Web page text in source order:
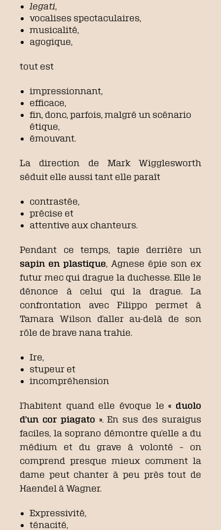
legati
vocalises spectaculaires,
musicalité,
agogique,
tout est
impressionnant,
efficace,
fin, donc, parfois, malgré un scénario
étique,
émouvant.
La direction de Mark Wigglesworth
séduit elle aussi tant elle paraît
contrastée,
précise et
attentive aux chanteurs.
Pendant ce temps, tapie derrière un
sapin en plastique , Agnese épie son ex
futur mec qui drague la duchesse. Elle le
dénonce à celui qui la drague. La
confrontation avec Filippo permet à
Tamara Wilson d’aller au-delà de son
rôle de brave nana trahie.
Ire,
stupeur et
incompréhension
l’habitent quand elle évoque le« duolo
d’un cor piagato ». En sus des suraigus
faciles, la soprano démontre qu’elle a du
médium et du grave à volonté – on
comprend presque mieux comment la
dame peut chanter à peu près tout de
Haendel à Wagner.
Expressivité,
ténacité,